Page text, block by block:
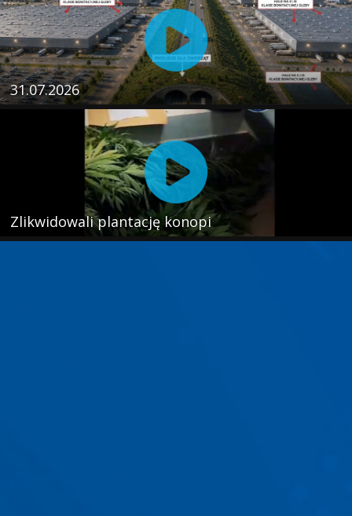
31.07.2026
Zlikwidowali plantację konopi